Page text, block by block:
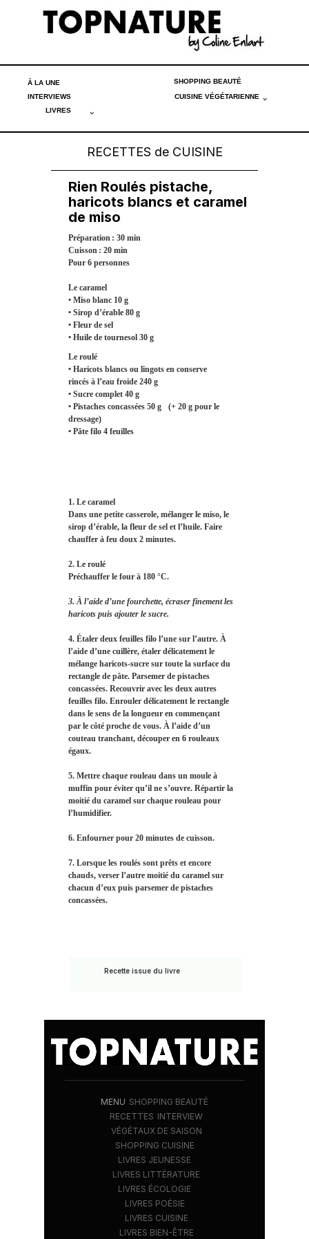
À LA UNE SHOPPING BEAUTÉ
INTERVIEWS
CUISINE VÉGÉTARIENNE
LIVRES
RECETTES de CUISINE
Rien Roulés pistache,
haricots blancs et caramel
de miso
Préparation : 30 min
Cuisson : 20 min
Pour 6 personnes
Le caramel
• Miso blanc 10 g
• Sirop d’érable 80 g
• Fleur de sel
• Huile de tournesol 30 g
Le roulé
• Haricots blancs ou lingots en conserve
rincés à l’eau froide 240 g
• Sucre complet 40 g
• Pistaches concassées 50 g (+ 20 g pour le
dressage)
• Pâte filo 4 feuilles
1. Le caramel
Dans une petite casserole, mélanger le miso, le
sirop d’érable, la fleur de sel et l’huile. Faire
chauffer à feu doux 2 minutes.
2. Le roulé
Préchauffer le four à 180 °C.
3. À l’aide d’une fourchette, écraser finement les
haricots puis ajouter le sucre.
4. Étaler deux feuilles filo l’une sur l’autre. À
l’aide d’une cuillère, étaler délicatement le
mélange haricots-sucre sur toute la surface du
rectangle de pâte. Parsemer de pistaches
concassées. Recouvrir avec les deux autres
feuilles filo. Enrouler délicatement le rectangle
dans le sens de la longueur en commençant
par le côté proche de vous. À l’aide d’un
couteau tranchant, découper en 6 rouleaux
égaux.
5. Mettre chaque rouleau dans un moule à
muffin pour éviter qu’il ne s’ouvre. Répartir la
moitié du caramel sur chaque rouleau pour
l’humidifier.
6. Enfourner pour 20 minutes de cuisson.
7. Lorsque les roulés sont prêts et encore
chauds, verser l’autre moitié du caramel sur
chacun d’eux puis parsemer de pistaches
concassées.
Recette issue du livre
MENU SHOPPING BEAUTÉ
RECETTES INTERVIEW
VÉGÉTAUX DE SAISON
SHOPPING CUISINE
LIVRES JEUNESSE
LIVRES LITTÉRATURE
LIVRES ÉCOLOGIE
LIVRES POÉSIE
LIVRES CUISINE
LIVRES BIEN-ÊTRE